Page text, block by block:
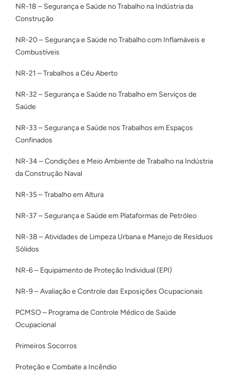
NR-18 – Segurança e Saúde no Trabalho na Indústria da
Construção
NR-20 – Segurança e Saúde no Trabalho com Inflamáveis e
Combustíveis
NR-21 – Trabalhos a Céu Aberto
NR-32 – Segurança e Saúde no Trabalho em Serviços de
Saúde
NR-33 – Segurança e Saúde nos Trabalhos em Espaços
Confinados
NR-34 – Condições e Meio Ambiente de Trabalho na Indústria
da Construção Naval
NR-35 – Trabalho em Altura
NR-37 – Segurança e Saúde em Plataformas de Petróleo
NR-38 – Atividades de Limpeza Urbana e Manejo de Resíduos
Sólidos
NR-6 – Equipamento de Proteção Individual (EPI)
NR-9 – Avaliação e Controle das Exposições Ocupacionais
PCMSO – Programa de Controle Médico de Saúde
Ocupacional
Primeiros Socorros
Proteção e Combate a Incêndio